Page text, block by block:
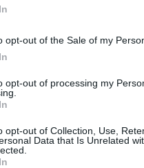
opt-out of the Sale of my
opt-out of processing my
opt-out of Collection, Use,
Data that Is Unrelated
στο λύκειο του
της τζαζ
ηχογράφηση